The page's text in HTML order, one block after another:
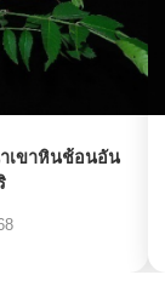
เขาหินช้อนอัน